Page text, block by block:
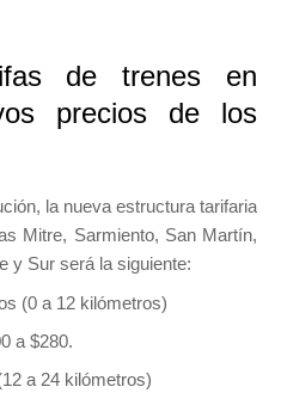
de trenes en
precios de los
la nueva estructura tarifaria
Mitre, Sarmiento, San Martín,
y Sur será la siguiente:
(0 a 12 kilómetros)
a $280.
a 24 kilómetros)